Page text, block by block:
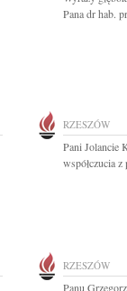
Pana dr hab.
RZESZÓW
Pani Jolancie
współczucia
RZESZÓW
Panu